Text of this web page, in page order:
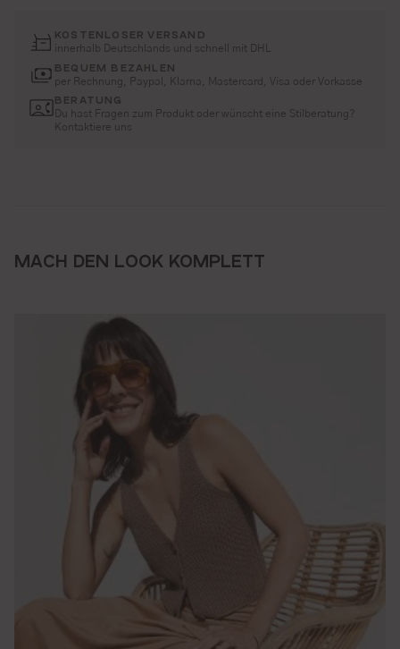
KOSTENLOSER VERSAND
innerhalb Deutschlands und schnell mit DHL
BEQUEM BEZAHLEN
per Rechnung, Paypal, Klarna, Mastercard, Visa oder Vorkasse
BERATUNG
Du hast Fragen zum Produkt oder wünscht eine Stilberatung?
Kontaktiere uns
MACH DEN LOOK KOMPLETT